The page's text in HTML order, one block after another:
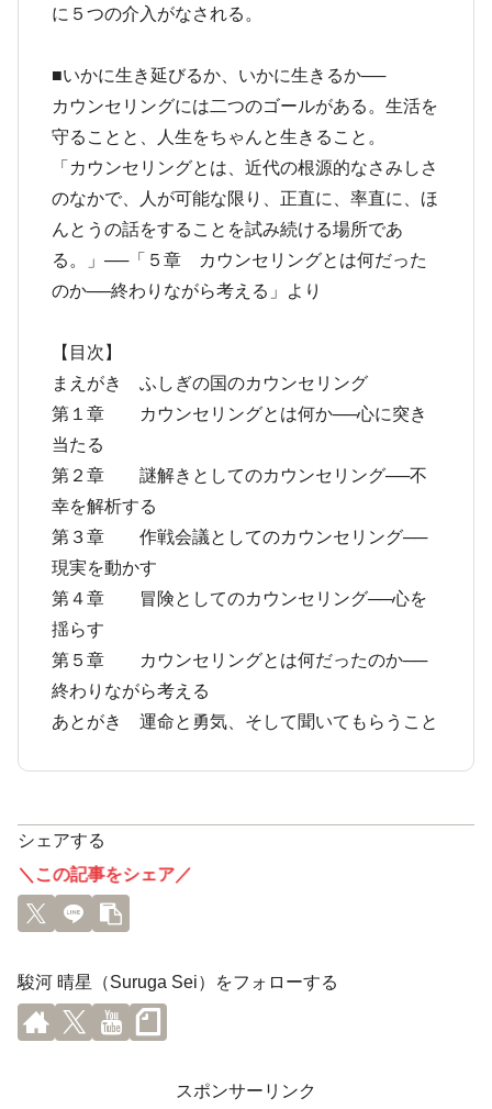
に５つの介入がなされる。
■いかに生き延びるか、いかに生きるか──
カウンセリングには二つのゴールがある。生活を
守ることと、人生をちゃんと生きること。
「カウンセリングとは、近代の根源的なさみしさ
のなかで、人が可能な限り、正直に、率直に、ほ
んとうの話をすることを試み続ける場所であ
る。」──「５章 カウンセリングとは何だった
のか──終わりながら考える」より
【目次】
まえがき ふしぎの国のカウンセリング
第１章 カウンセリングとは何か──心に突き
当たる
第２章 謎解きとしてのカウンセリング──不
幸を解析する
第３章 作戦会議としてのカウンセリング──
現実を動かす
第４章 冒険としてのカウンセリング──心を
揺らす
第５章 カウンセリングとは何だったのか──
終わりながら考える
あとがき 運命と勇気、そして聞いてもらうこと
シェアする
＼この記事をシェア／
駿河 晴星（Suruga Sei）をフォローする
スポンサーリンク